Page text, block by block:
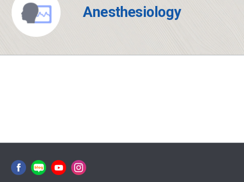
Anesthesiology